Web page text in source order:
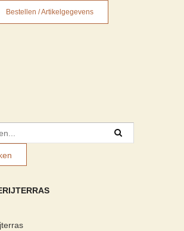
Bestellen / Artikelgegevens